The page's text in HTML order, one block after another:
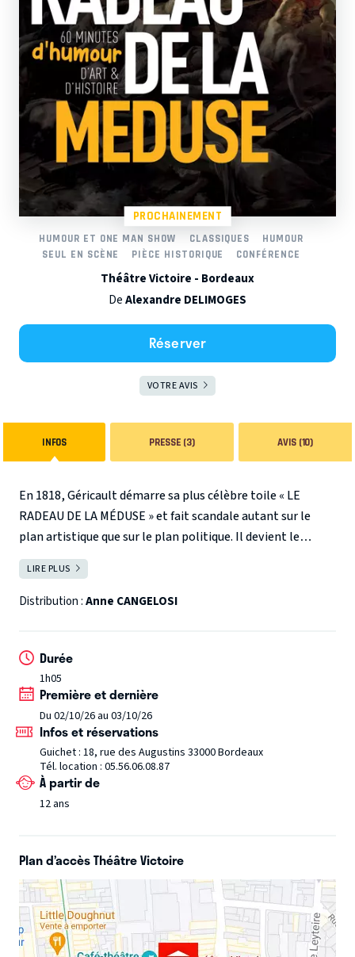
PROCHAINEMENT
HUMOUR ET ONE MAN SHOW CLASSIQUES
HUMOUR
SEUL EN SCÈNE
PIÈCE HISTORIQUE CONFÉRENCE
Théâtre Victoire - Bordeaux
DeAlexandre DELIMOGES
Réserver
VOTRE AVIS
INFOS PRESSE (3) AVIS (10)
En 1818, Géricault démarre sa plus célèbre toile « LE
RADEAU DE LA MÉDUSE » et fait scandale autant sur le
plan artistique que sur le plan politique. Il devient le
maître du romantisme comme Hugo avec ses « Misérables
». Il critique la Restauration et son nouveau roi Louis XVIII,
obligeant celui-ci à prendre position.
Revivez les bouleversements artistiques et politiques du
début du XIXème siècle.
LIRE PLUS
Distribution :Anne CANGELOSI
Durée
1h05
Première et dernière
Du 02/10/26 au 03/10/26
Infos et réservations
Guichet : 18, rue des Augustins 33000 Bordeaux
Tél. location : 05.56.06.08.87
À partir de
12 ans
Plan d’accès Théâtre Victoire